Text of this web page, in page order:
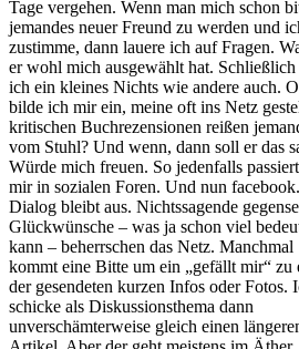
Tage vergehen. Wenn man mich schon
jemandes neuer Freund zu werden und
zustimme, dann lauere ich auf Fragen.
er wohl mich ausgewählt hat. Schließlich
ich ein kleines Nichts wie andere auch.
bilde ich mir ein, meine oft ins Netz
kritischen Buchrezensionen reißen
vom Stuhl? Und wenn, dann soll er das
Würde mich freuen. So jedenfalls
mir in sozialen Foren. Und nun
Dialog bleibt aus. Nichtssagende
Glückwünsche – was ja schon viel
kann – beherrschen das Netz. Manchmal
kommt eine Bitte um ein „gefällt mir“ zu
der gesendeten kurzen Infos oder Fotos.
schicke als Diskussionsthema dann
unverschämterweise gleich einen